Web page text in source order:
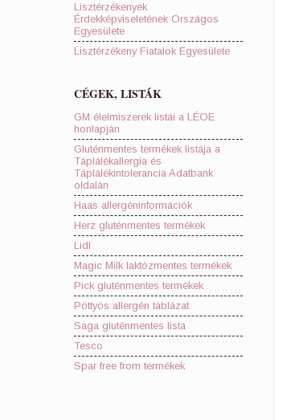
Lisztérzékenyek
Érdekképviseletének Országos
Egyesülete
Lisztérzékeny Fiatalok Egyesülete
CÉGEK, LISTÁK
GM élelmiszerek listái a LÉOE
honlapján
Gluténmentes termékek listája a
Táplálékallergia és
Táplálékintolerancia Adatbank
oldalán
Haas allergéninformációk
Herz gluténmentes termékek
Lidl
Magic Milk laktózmentes termékek
Pick gluténmentes termékek
Pöttyös allergén táblázat
Saga gluténmentes lista
Tesco
Spar free from termékek